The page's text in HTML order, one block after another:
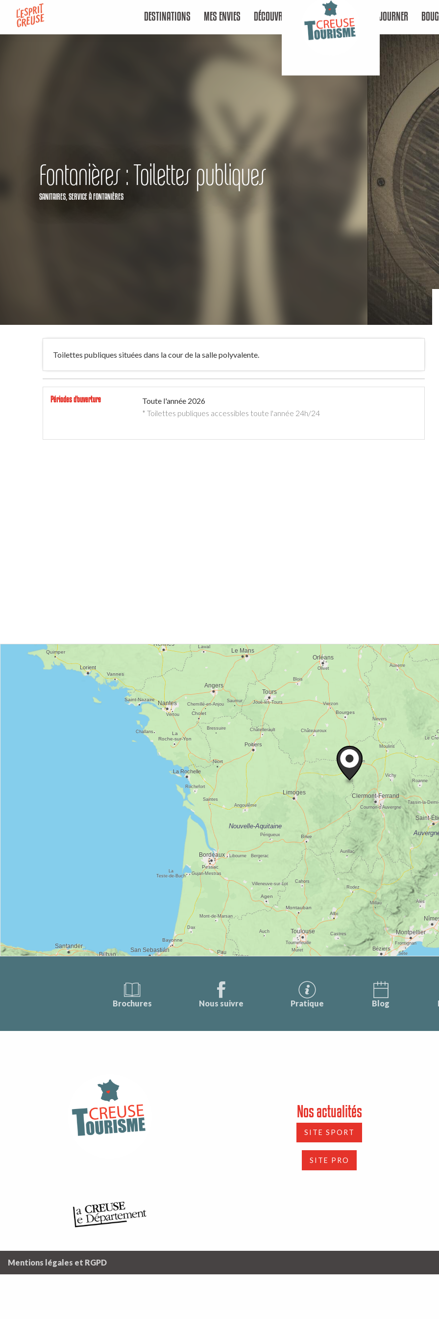
contenu
DESTINATIONS MES ENVIES DÉCOUVRIR SÉJOURNER
Fontanières : Toilettes publiques
SANITAIRES, SERVICEÀ FONTANIÈRES
Toilettes publiques situées dans la cour de la salle polyvalente.
Périodes d'ouverture
Toute l'année 2026
* Toilettes publiques accessibles toute l'année 24h/24
Brochures Nous suivre Pratique Blog
Nos actualités
SITE SPORT
SITE PRO
Mentions légales et RGPD